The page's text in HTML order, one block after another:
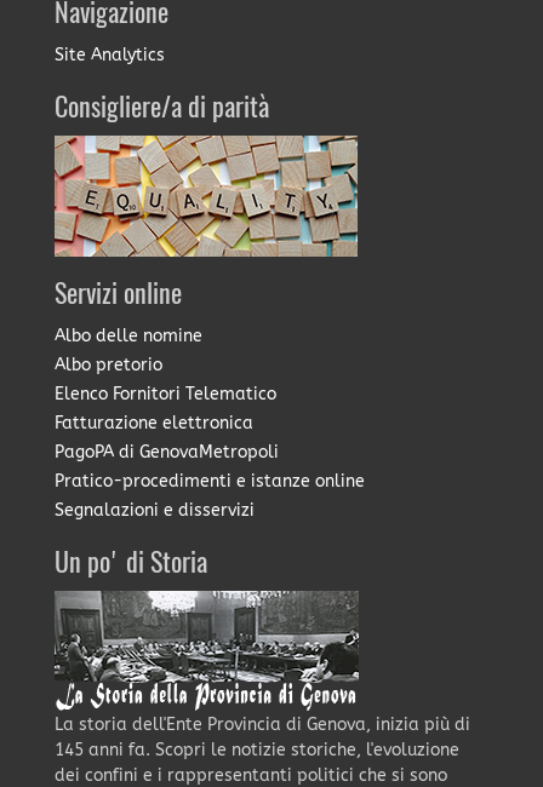
Navigazione
Site Analytics
Consigliere/a di parità
Servizi online
Albo delle nomine
Albo pretorio
Elenco Fornitori Telematico
Fatturazione elettronica
PagoPA di GenovaMetropoli
Pratico-procedimenti e istanze online
Segnalazioni e disservizi
Un po' di Storia
La storia dell'Ente Provincia di Genova, inizia più di
145 anni fa. Scopri le notizie storiche, l'evoluzione
dei confini e i rappresentanti politici che si sono